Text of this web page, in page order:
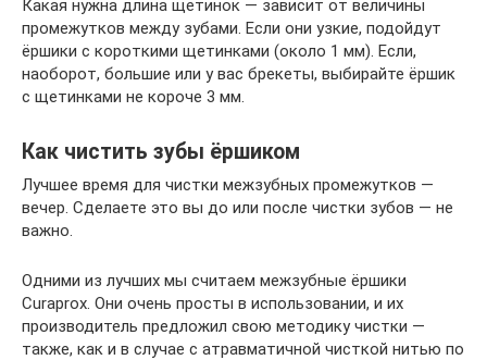
Какая нужна длина щетинок — зависит от величины
промежутков между зубами. Если они узкие, подойдут
ёршики с короткими щетинками (около 1 мм). Если,
наоборот, большие или у вас брекеты, выбирайте ёршик
с щетинками не короче 3 мм.
Как чистить зубы ёршиком
Лучшее время для чистки межзубных промежутков —
вечер. Сделаете это вы до или после чистки зубов — не
важно.
Одними из лучших мы считаем межзубные ёршики
Curaprox. Они очень просты в использовании, и их
производитель предложил свою методику чистки —
также, как и в случае с атравматичной чисткой нитью по